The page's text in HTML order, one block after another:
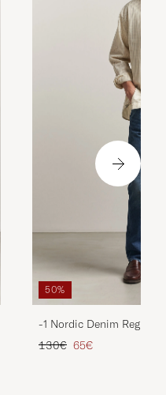
50%
-1 Nordic Denim Regular
Regulärer Preis
130€ Reduzierter Preis
65€